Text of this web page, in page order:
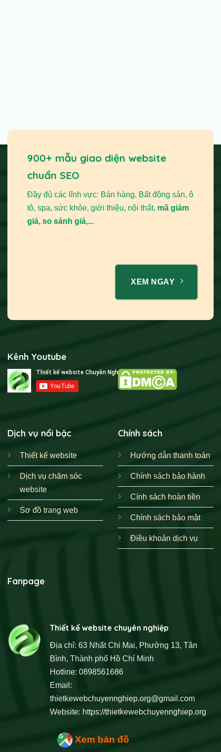
900+ mẫu giao diện website
chuẩn SEO
Đầy đủ các lĩnh vực: Bán hàng, Bất động sản, ô
tô, spa, sức khỏe, giới thiệu, nội thất, mã giảm
giá, so sánh giá,...
XEM NGAY
Kênh Youtube
Dịch vụ nổi bậc
Thiết kế website
Dịch vụ chăm sóc
website
Sơ đồ trang web
Chính sách
Hướng dẫn thanh toán
Chính sách bảo hành
Cính sách hoàn tiền
Chính sách bảo mật
Điều khoản dịch vụ
Fanpage
Thiết kế website chuyên nghiệp
Địa chỉ: 63 Nhất Chi Mai, Phường 13, Tân
Bình, Thành phố Hồ Chí Minh
Hotline: 0898561686
Email:
thietkewebchuyennghiep.org@gmail.com
Website: https://thietkewebchuyennghiep.org
Xem bản đồ